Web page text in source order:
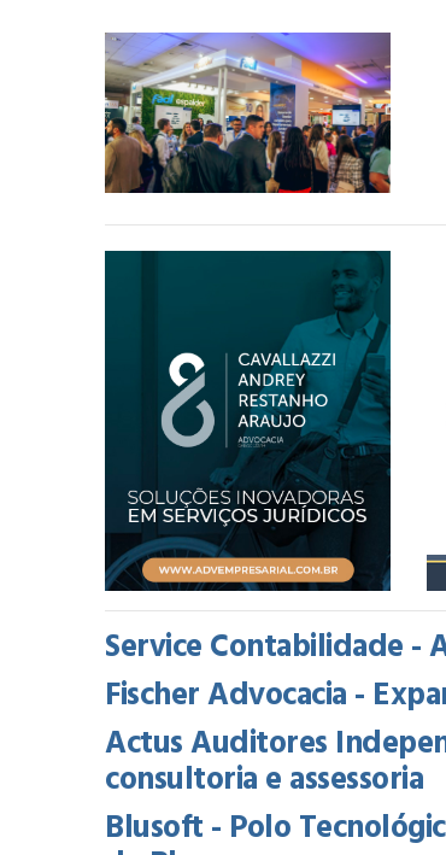
Service Contabilidade -
Fischer Advocacia -
Actus Auditores
consultoria e assessoria
Blusoft - Polo